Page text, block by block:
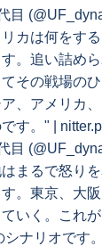
目
カは何をす
。追い詰め
その戦場の
、アメリカ
す。" |
目
まるで怒り
。東京、大
いく。これ
ナリオです